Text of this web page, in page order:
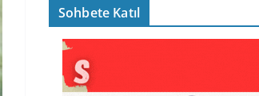
Sohbete Katıl